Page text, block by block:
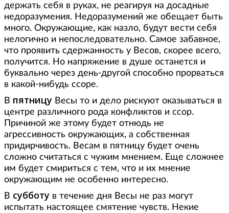
держать себя в руках, не реагируя на досадные
недоразумения. Недоразумений же обещает быть
много. Окружающие, как назло, будут вести себя
нелогично и непоследовательно. Самое забавное,
что проявить сдержанность у Весов, скорее всего,
получится. Но напряжение в душе останется и
буквально через день-другой способно прорваться
в какой-нибудь ссоре.
В пятницу Весы то и дело рискуют оказываться в
центре различного рода конфликтов и ссор.
Причиной же этому будет отнюдь не
агрессивность окружающих, а собственная
придирчивость. Весам в пятницу будет очень
сложно считаться с чужим мнением. Еще сложнее
им будет смириться с тем, что и их мнение
окружающим не особенно интересно.
В субботу в течение дня Весы не раз могут
испытать настоящее смятение чувств. Некие